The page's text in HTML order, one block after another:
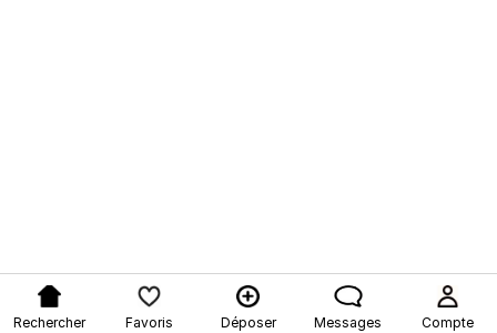
Rechercher Favoris Déposer Messages Compte